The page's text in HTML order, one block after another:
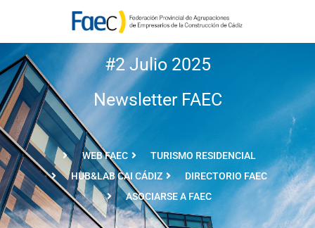
#2 Julio 2025
Newsletter FAEC
WEB FAEC
TURISMO RESIDENCIAL
HUB&LAB CAI CÁDIZ
DIRECTORIO FAEC
ASOCIARSE A FAEC